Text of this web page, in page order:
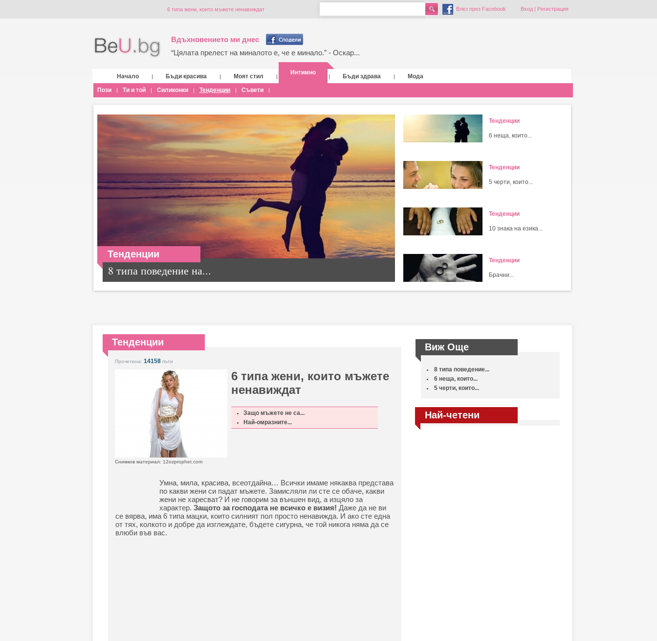
6 типа жени, които мъжете ненавиждат Влез през Facebook Вход| Регистрация
Вдъхновението ми днес
“Цялата прелест на миналото е, че е минало.” - Оскар...
Начало | Бъди красива | Моят стил |
Интимно
| Бъди здрава |
Мода
Пози
| Ти и той | Силиконки | Тенденции | Съвети |
Тенденции
8 типа поведение на...
Тенденции
6 неща, които...
Тенденции
5 черти, които...
Тенденции
10 знака на езика...
Тенденции
Брачни...
Тенденции
Прочетена: 14158пъти
6 типа жени, които мъжете
ненавиждат
Защо мъжете не са...
Най-омразните...
Снимков материал: 12ozprophet.com
Умна, мила, красива, всеотдайна… Всички имаме някаква представа
по какви жени си падат мъжете. Замисляли ли сте се обаче, какви
жени не харесват? И не говорим за външен вид, а изцяло за
характер. Защото за господата не всичко е визия! Даже да не ви
се вярва, има 6 типа мацки, които силният пол просто ненавижда. И ако сте една
от тях, колкото и добре да изглеждате, бъдете сигурна, че той никога няма да се
влюби във вас.
Виж Още
8 типа поведение...
6 неща, които...
5 черти, които...
Най-четени